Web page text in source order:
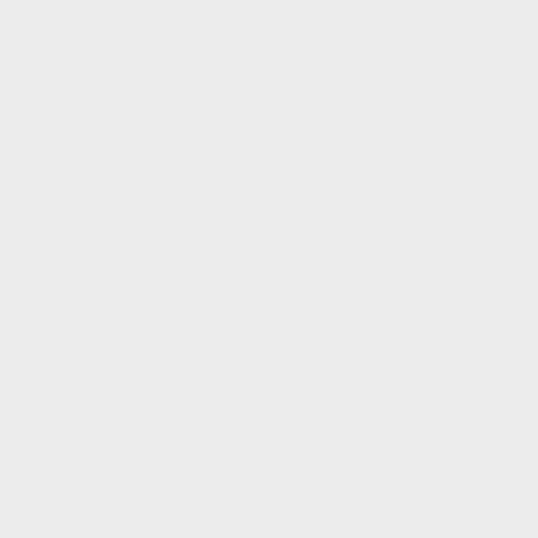
dementeringsproces en in deze zin
schizofrenie. Terecht vraagt
zijn beschreven van antipsychotica
symptomen. In de WAALBED studie
conclusies luidt dat typische en
Risperidon en olanzapine lieten in
Zuidema kon op grond van het